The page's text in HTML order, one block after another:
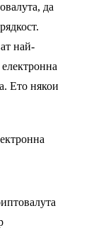
да
най-
Ето някои